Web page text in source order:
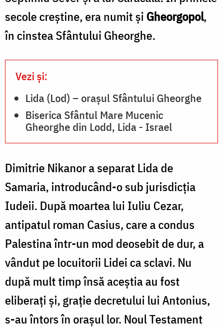
secole creştine, era numit şi Gheorgopol,
în cinstea Sfântului Gheorghe.
Vezi și:
Lida (Lod) – orașul Sfântului Gheorghe
Biserica Sfântul Mare Mucenic
Gheorghe din Lodd, Lida - Israel
Dimitrie Nikanor a separat Lida de
Samaria, introducând-o sub jurisdicţia
Iudeii. După moartea lui Iuliu Cezar,
antipatul roman Casius, care a condus
Palestina într-un mod deosebit de dur, a
vândut pe locuitorii Lidei ca sclavi. Nu
după mult timp însă aceştia au fost
eliberaţi şi, graţie decretului lui Antonius,
s-au întors în oraşul lor. Noul Testament